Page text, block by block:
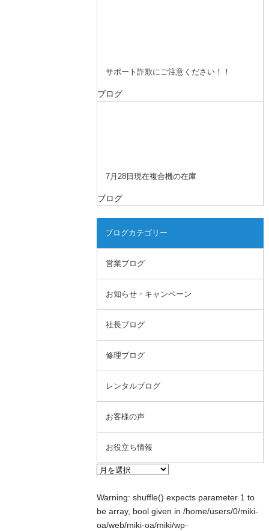
サポート詐欺にご注意ください！！
ブログ
7月28日現在複合機の在庫
ブログ
ブログカテゴリー
営業ブログ
お知らせ・キャンペーン
社長ブログ
修理ブログ
レンタルブログ
お客様の声
お役立ち情報
Warning: shuffle() expects parameter 1 to
be array, bool given in/home/users/0/miki-
oa/web/miki-oa/miki/wp-